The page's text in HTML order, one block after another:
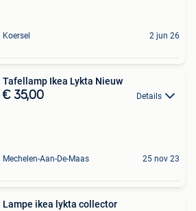
Koersel 2 jun 26
Tafellamp Ikea Lykta Nieuw
€ 35,00 Details
Mechelen-Aan-De-Maas 25 nov 23
Lampe ikea lykta collector